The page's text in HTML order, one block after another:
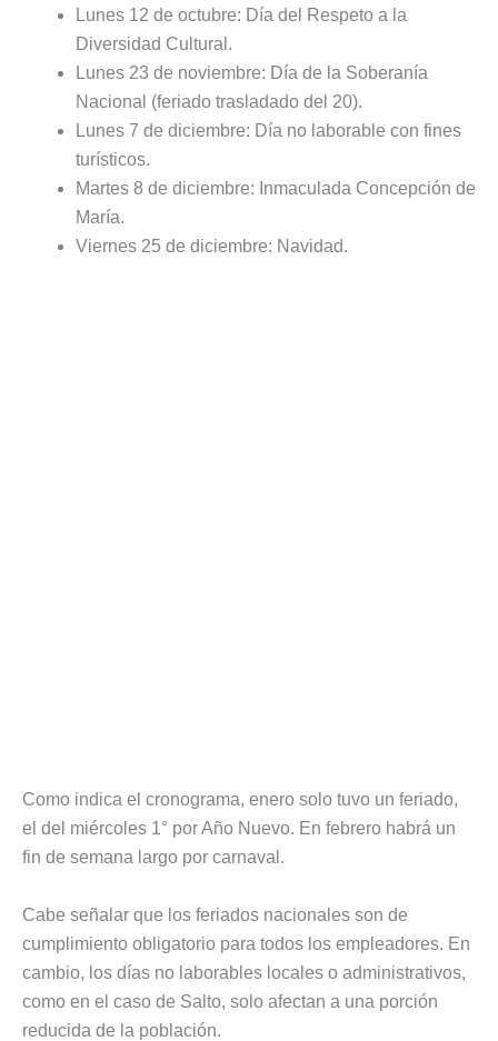
Lunes 12 de octubre: Día del Respeto a la
Diversidad Cultural.
Lunes 23 de noviembre: Día de la Soberanía
Nacional (feriado trasladado del 20).
Lunes 7 de diciembre: Día no laborable con fines
turísticos.
Martes 8 de diciembre: Inmaculada Concepción de
María.
Viernes 25 de diciembre: Navidad.
Como indica el cronograma, enero solo tuvo un feriado,
el del miércoles 1° por Año Nuevo. En febrero habrá un
fin de semana largo por carnaval.
Cabe señalar que los feriados nacionales son de
cumplimiento obligatorio para todos los empleadores. En
cambio, los días no laborables locales o administrativos,
como en el caso de Salto, solo afectan a una porción
reducida de la población.